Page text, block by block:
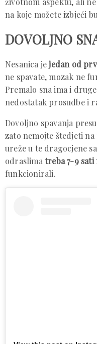
na koje možete izbjeći
DOVOLJNO
Nesanica jejedan od
ne spavate, mozak ne
Premalo sna ima i
nedostatak prosudbe i
Dovoljno spavanja
zato nemojte štedjeti
ureže u te dragocjene
odraslima treba 7-9 sati
funkcionirali.